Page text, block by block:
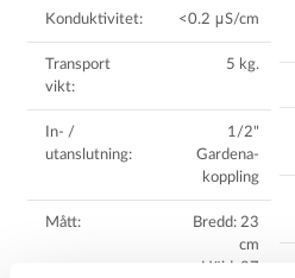
Konduktivitet: <0.2 μS/cm
Transport
vikt:
5 kg.
In- /
utanslutning:
1/2"
Gardena-
koppling
Mått:
Bredd: 23
cm
Höjd: 87